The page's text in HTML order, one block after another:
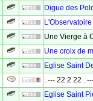
Digue des
Une Vierge à
Une croix de
Eglise Saint
..--- 22 2 22
Eglise Saint